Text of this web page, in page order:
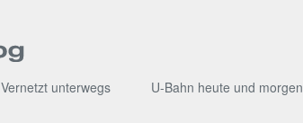
Vernetzt unterwegs U-Bahn heute und morgen